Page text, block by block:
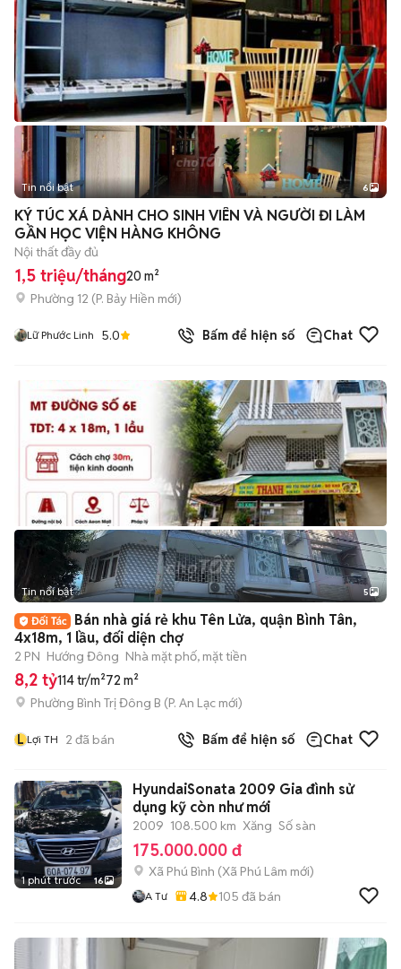
+2
Tin nổi bật 6
KÝ TÚC XÁ DÀNH CHO SINH VIÊN VÀ NGƯỜI ĐI LÀM
GẦN HỌC VIỆN HÀNG KHÔNG
Nội thất đầy đủ
1,5 triệu/tháng20 m²
Phường 12 (P. Bảy Hiền mới)
Lữ Phước Linh 5.0 Bấm để hiện số Chat
Tin nổi bật 5
Bán nhà giá rẻ khu Tên Lửa, quận Bình Tân,
4x18m, 1 lầu, đối diện chợ
2 PN Hướng Đông Nhà mặt phố, mặt tiền
8,2 tỷ114 tr/m²72 m²
Phường Bình Trị Đông B (P. An Lạc mới)
L Lợi TH 2 đã bán Bấm để hiện số Chat
1 phút trước 16
HyundaiSonata 2009 Gia đình sử
dụng kỹ còn như mới
2009 108.500 km Xăng Số sàn
175.000.000 đ
Xã Phú Bình (Xã Phú Lâm mới)
A Tư 4.8 105 đã bán